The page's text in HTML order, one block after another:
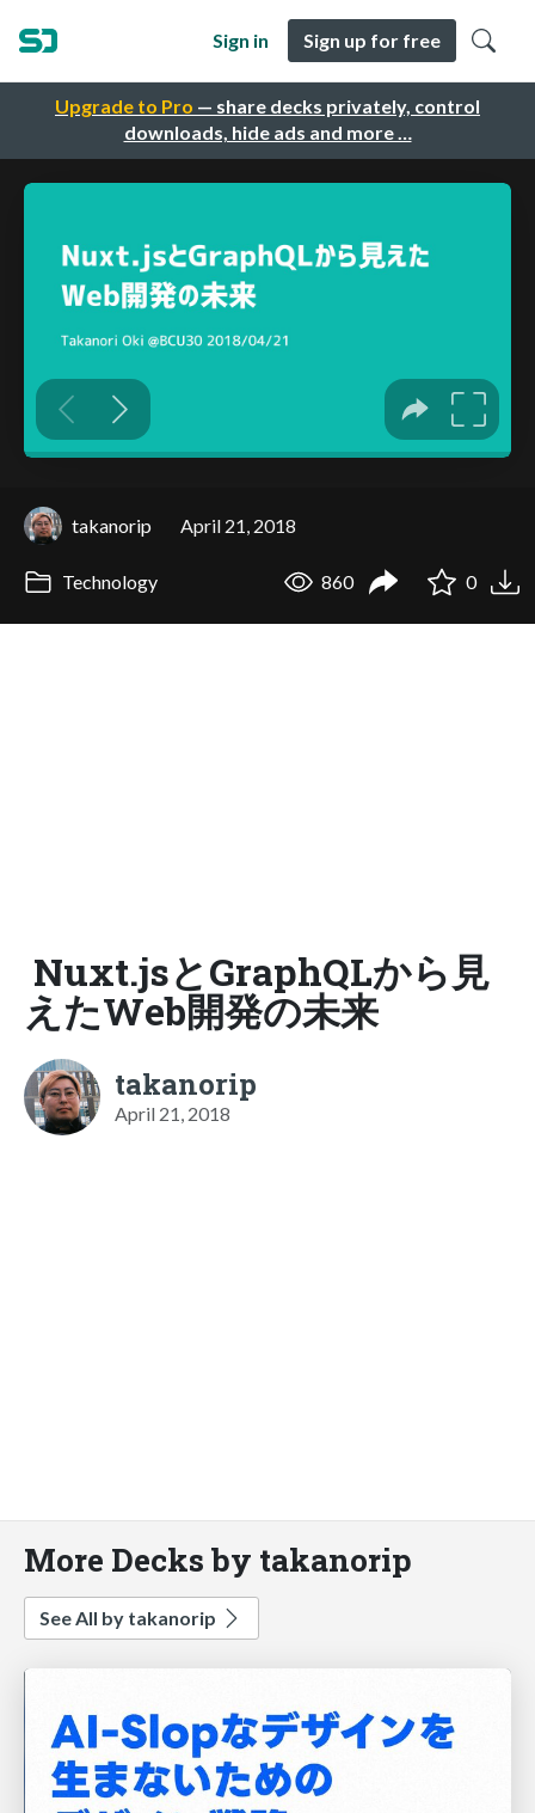
Upgrade to Pro — share decks privately, control
downloads, hide ads and more …
Sign in Sign up for free
takanorip April 21, 2018
Technology 860 0
Nuxt.jsとGraphQLから見
えたWeb開発の未来
takanorip
April 21, 2018
More Decks by takanorip
See All by takanorip